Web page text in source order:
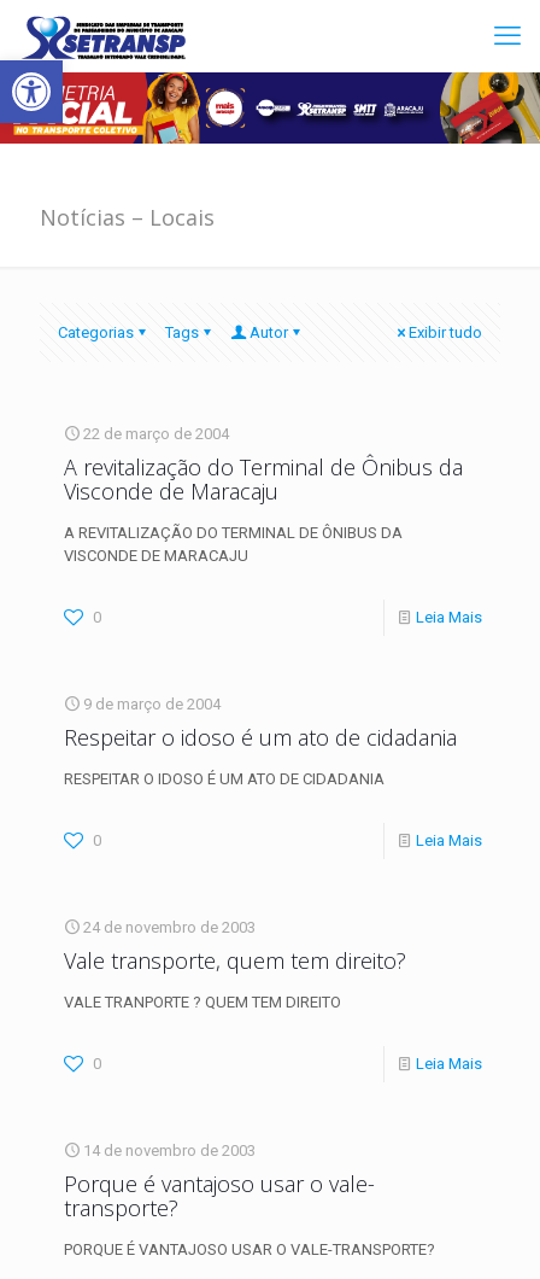
Abrir a barra de ferramentas
Notícias – Locais
Categorias Tags Autor Exibir tudo
22 de março de 2004
A revitalização do Terminal de Ônibus da
Visconde de Maracaju
A REVITALIZAÇÃO DO TERMINAL DE ÔNIBUS DA
VISCONDE DE MARACAJU
0 Leia Mais
9 de março de 2004
Respeitar o idoso é um ato de cidadania
RESPEITAR O IDOSO É UM ATO DE CIDADANIA
0 Leia Mais
24 de novembro de 2003
Vale transporte, quem tem direito?
VALE TRANPORTE ? QUEM TEM DIREITO
0 Leia Mais
14 de novembro de 2003
Porque é vantajoso usar o vale-
transporte?
PORQUE É VANTAJOSO USAR O VALE-TRANSPORTE?